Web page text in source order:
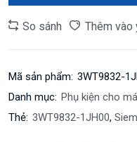
So sánh Thêm vào
Mã sản phẩm: 3WT9832-
Danh mục: Phụ kiện cho
Thẻ: 3WT9832-1JH00,